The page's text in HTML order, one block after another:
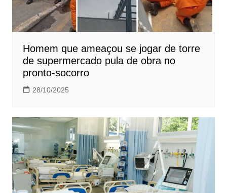
Homem que ameaçou se jogar de torre
de supermercado pula de obra no
pronto-socorro
28/10/2025